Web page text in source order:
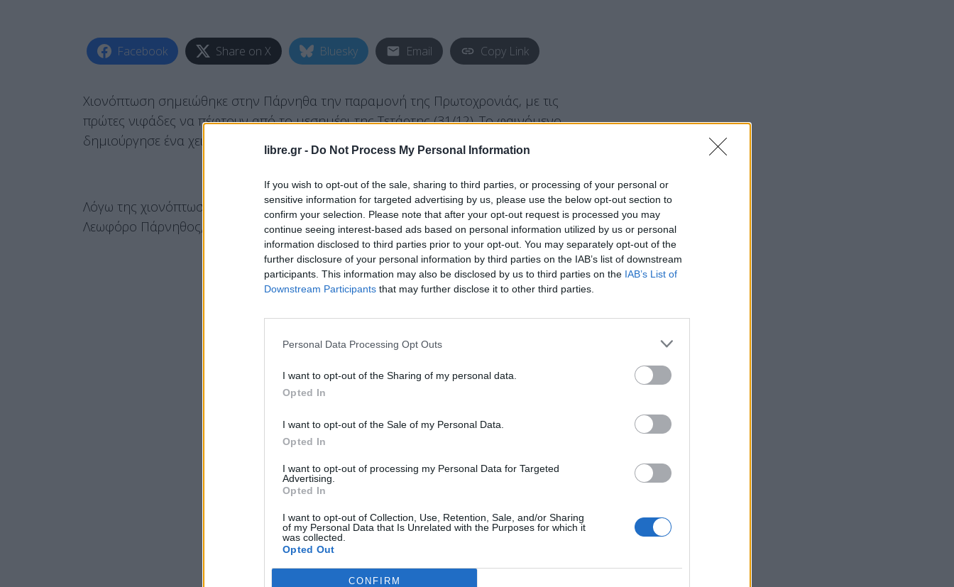
libre.gr - Do Not Process My Personal Information
If you wish to opt-out of the sale, sharing to third parties, or processing of your personal or
sensitive information for targeted advertising by us, please use the below opt-out section to
confirm your selection. Please note that after your opt-out request is processed you may
continue seeing interest-based ads based on personal information utilized by us or personal
information disclosed to third parties prior to your opt-out. You may separately opt-out of the
further disclosure of your personal information by third parties on the IAB’s list of downstream
participants. This information may also be disclosed by us to third parties on the IAB’s List of
Downstream Participants that may further disclose it to other third parties.
Personal Data Processing Opt Outs
I want to opt-out of the Sharing of my personal data.
Opted In
I want to opt-out of the Sale of my Personal Data.
Opted In
I want to opt-out of processing my Personal Data for Targeted
Advertising.
Opted In
I want to opt-out of Collection, Use, Retention, Sale, and/or Sharing
of my Personal Data that Is Unrelated with the Purposes for which it
was collected.
Opted Out
CONFIRM
Facebook Share on X Bluesky Email Copy Link
Χιονόπτωση σημειώθηκε στην Πάρνηθα την παραμονή της Πρωτοχρονιάς, με τις
πρώτες νιφάδες να πέφτουν από το μεσημέρι της Τετάρτης (31/12). Το φαινόμενο
δημιούργησε ένα χειμερινό σκηνικό, λίγα χιλιόμετρα από το κέντρο της Αθήνας.
Λόγω της χιονόπτωσης, έχει τεθεί σε ισχύ διακοπή της κυκλοφορίας των οχημάτων στη
Λεωφόρο Πάρνηθος, στο ύψος του τελεφερίκ.